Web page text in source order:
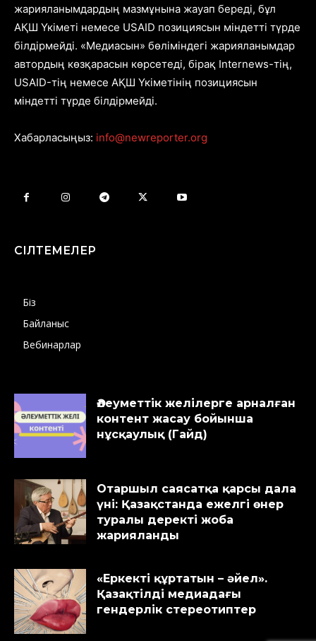
жарияланымдардың мазмұнына жауап береді, бұл
АҚШ Үкіметі немесе USAID позициясын міндетті түрде
білдірмейді. «Медиасын» бөліміндегі жарияланымдар
автордың көзқарасын көрсетеді, бірақ Internews-тің,
USAID-тің немесе АҚШ Үкіметінің позициясын
міндетті түрде білдірмейді.
Хабарласыңыз: info@newreporter.org
СІЛТЕМЕЛЕР
Біз
Байланыс
Вебинарлар
Әлеуметтік желілерге арналған
контент жасау бойынша
нұсқаулық (Гайд)
Отаршыл саясатқа қарсы дала
үні: Қазақстанда ежелгі өнер
туралы деректі жоба
жарияланды
«Еркекті құртатын – әйел».
Қазақтілді медиадағы
гендерлік стереотиптер